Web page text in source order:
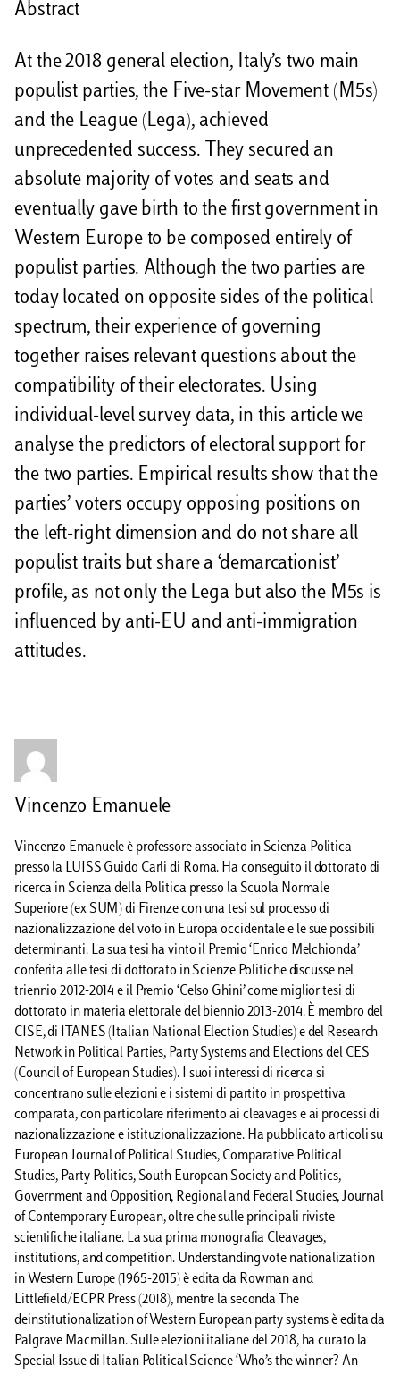
Abstract
At the 2018 general election, Italy’s two main
populist parties, the Five-star Movement (M5s)
and the League (Lega), achieved
unprecedented success. They secured an
absolute majority of votes and seats and
eventually gave birth to the first government in
Western Europe to be composed entirely of
populist parties. Although the two parties are
today located on opposite sides of the political
spectrum, their experience of governing
together raises relevant questions about the
compatibility of their electorates. Using
individual-level survey data, in this article we
analyse the predictors of electoral support for
the two parties. Empirical results show that the
parties’ voters occupy opposing positions on
the left-right dimension and do not share all
populist traits but share a ‘demarcationist’
profile, as not only the Lega but also the M5s is
influenced by anti-EU and anti-immigration
attitudes.
Vincenzo Emanuele
Vincenzo Emanuele è professore associato in Scienza Politica
presso la LUISS Guido Carli di Roma. Ha conseguito il dottorato di
ricerca in Scienza della Politica presso la Scuola Normale
Superiore (ex SUM) di Firenze con una tesi sul processo di
nazionalizzazione del voto in Europa occidentale e le sue possibili
determinanti. La sua tesi ha vinto il Premio ‘Enrico Melchionda’
conferita alle tesi di dottorato in Scienze Politiche discusse nel
triennio 2012-2014 e il Premio ‘Celso Ghini’ come miglior tesi di
dottorato in materia elettorale del biennio 2013-2014. È membro del
CISE, di ITANES (Italian National Election Studies) e del Research
Network in Political Parties, Party Systems and Elections del CES
(Council of European Studies). I suoi interessi di ricerca si
concentrano sulle elezioni e i sistemi di partito in prospettiva
comparata, con particolare riferimento ai cleavages e ai processi di
nazionalizzazione e istituzionalizzazione. Ha pubblicato articoli su
European Journal of Political Studies, Comparative Political
Studies, Party Politics, South European Society and Politics,
Government and Opposition, Regional and Federal Studies, Journal
of Contemporary European, oltre che sulle principali riviste
scientifiche italiane. La sua prima monografia Cleavages,
institutions, and competition. Understanding vote nationalization
in Western Europe (1965-2015) è edita da Rowman and
Littlefield/ECPR Press (2018), mentre la seconda The
deinstitutionalization of Western European party systems è edita da
Palgrave Macmillan. Sulle elezioni italiane del 2018, ha curato la
Special Issue di Italian Political Science ‘Who’s the winner? An